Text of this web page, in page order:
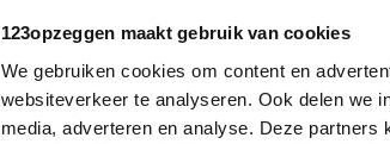
123opzeggen maakt gebruik van cookies
We gebruiken cookies om content en
websiteverkeer te analyseren. Ook delen we
media, adverteren en analyse. Deze
Privacyverklaringen algemene